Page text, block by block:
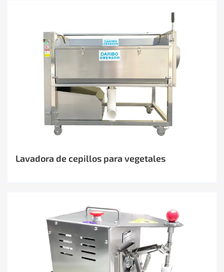
Lavadora de cepillos para vegetales